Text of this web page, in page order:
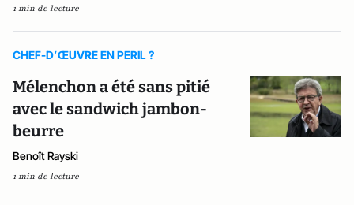
1 min de lecture
CHEF-D’ŒUVRE EN PERIL ?
Mélenchon a été sans pitié
avec le sandwich jambon-
beurre
Benoît Rayski
1 min de lecture